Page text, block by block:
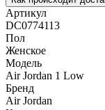
Артикул
DC0774113
Пол
Женское
Модель
Air Jordan 1 Low
Бренд
Air Jordan